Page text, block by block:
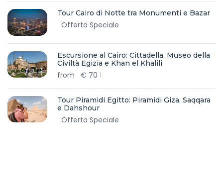
Tour Cairo di Notte tra Monumenti e Bazar
Offerta Speciale
Escursione al Cairo: Cittadella, Museo della
Civiltà Egizia e Khan el Khalili
from € 70
Tour Piramidi Egitto: Piramidi Giza, Saqqara
e Dahshour
Offerta Speciale